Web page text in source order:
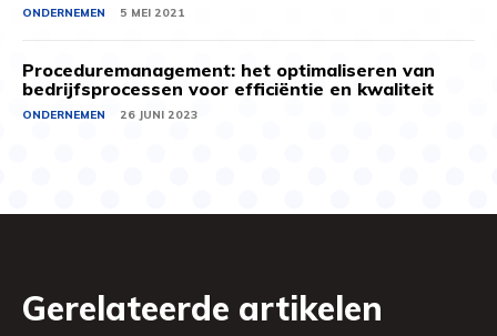
ONDERNEMEN 5 MEI 2021
Proceduremanagement: het optimaliseren van
bedrijfsprocessen voor efficiëntie en kwaliteit
ONDERNEMEN 26 JUNI 2023
Gerelateerde artikelen